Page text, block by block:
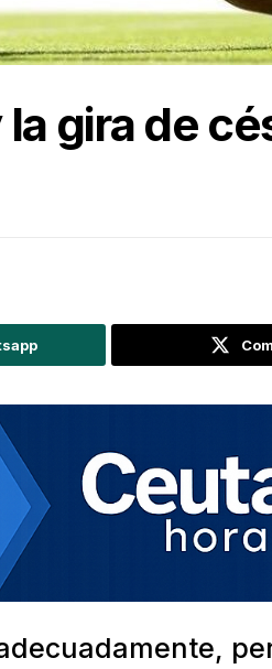
gira de